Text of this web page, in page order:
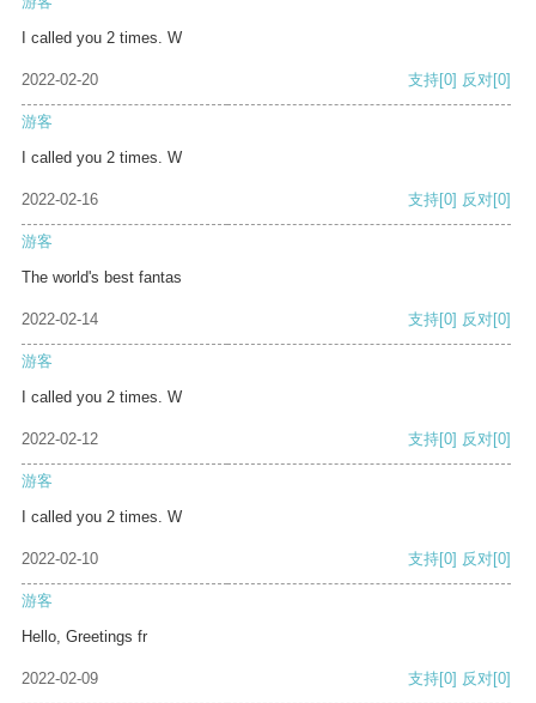
I called you 2 times. W
2022-02-20 支持[0] 反对[0]
游客
I called you 2 times. W
2022-02-16 支持[0] 反对[0]
游客
The world's best fantas
2022-02-14 支持[0] 反对[0]
游客
I called you 2 times. W
2022-02-12 支持[0] 反对[0]
游客
I called you 2 times. W
2022-02-10 支持[0] 反对[0]
游客
Hello, Greetings fr
2022-02-09 支持[0] 反对[0]